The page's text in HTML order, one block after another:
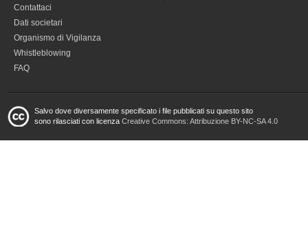
Contattaci
Dati societari
Organismo di Vigilanza
Whistleblowing
FAQ
Salvo dove diversamente specificato i file pubblicati su questo sito
sono rilasciati con licenza Creative Commons: Attribuzione BY-NC-SA 4.0